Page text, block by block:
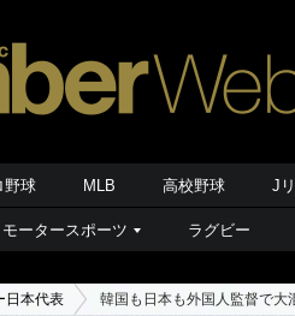
野球 MLB 高校野球 J
モータースポーツ ラグビー
日本代表 韓国も日本も外国人監督で大